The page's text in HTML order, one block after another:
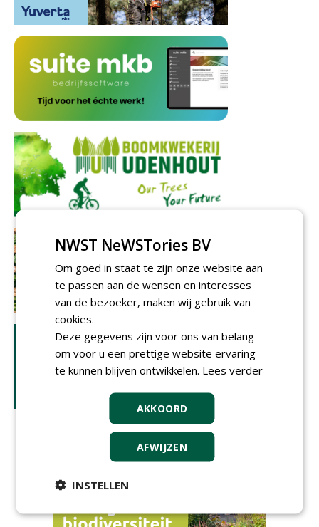
NWST NeWSTories BV
Om goed in staat te zijn onze website aan
te passen aan de wensen en interesses
van de bezoeker, maken wij gebruik van
cookies.
Deze gegevens zijn voor ons van belang
om voor u een prettige website ervaring
te kunnen blijven ontwikkelen. Lees verder
AKKOORD
AFWIJZEN
INSTELLEN